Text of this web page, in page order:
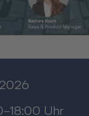
Uhr